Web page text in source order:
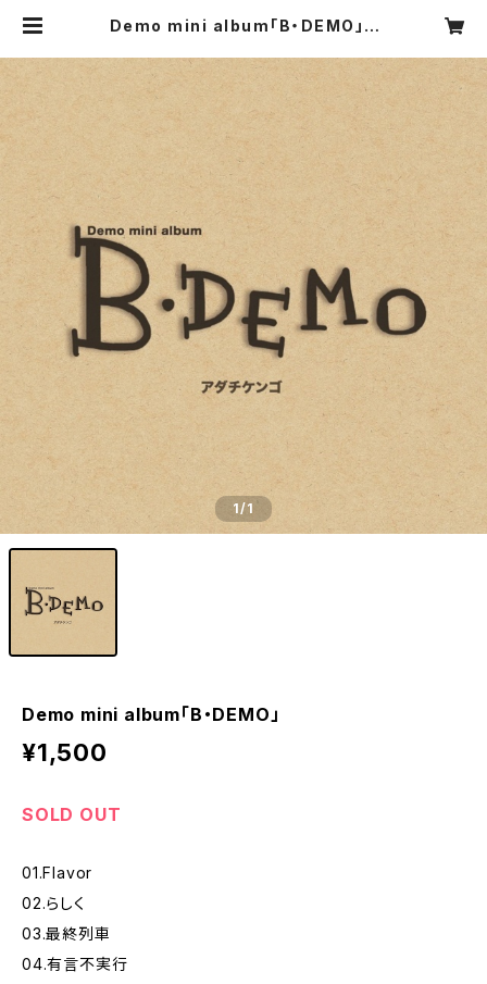
Demo mini album「B・DEMO」 |
1/1
Demo mini album「B・DEMO」
¥1,500
SOLD OUT
01.Flavor
02.らしく
03.最終列車
04.有言不実行